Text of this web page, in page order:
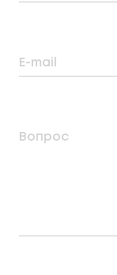
E-mail
Вопрос